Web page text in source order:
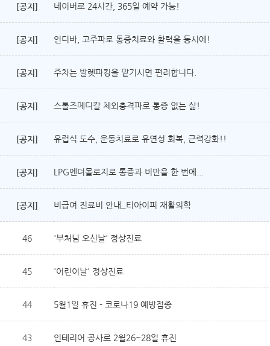
[공지] 네이버로 24시간, 365일 예약 가능!
[공지] 인디바, 고주파로 통증치료와 활력을 동시에!
[공지] 주차는 발렛파킹을 맡기시면 편리합니다.
[공지] 스톨즈메디칼 체외충격파로 통증 없는 삶!
[공지] 유럽식 도수, 운동치료로 유연성 회복, 근력강화!!
[공지] LPG엔더몰로지로 통증과 비만을 한 번에...
[공지] 비급여 진료비 안내_티아이피 재활의학
46 '부처님 오신날' 정상진료
45 '어린이날' 정상진료
44 5월1일 휴진 - 코로나19 예방접종
43 인테리어 공사로 2월26~28일 휴진